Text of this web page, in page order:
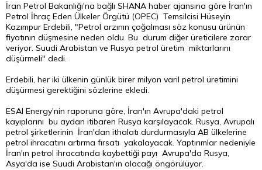
İran Petrol Bakanlığı'na bağlı SHANA haber ajansına göre İran'ın
Petrol İhraç Eden Ülkeler Örgütü (OPEC) Temsilcisi Hüseyin
Kazımpur Erdebili, "Petrol arzının çoğalması söz konusu ürünün
fiyatının düşmesine neden oldu. Bu durum diğer üreticilere zarar
veriyor. Suudi Arabistan ve Rusya petrol üretim miktarlarını
düşürmeli" dedi.
Erdebili, her iki ülkenin günlük birer milyon varil petrol üretimini
düşürmesi gerektiğini sözlerine ekledi.
ESAI Energy'nin raporuna göre, İran'ın Avrupa'daki petrol
kayıplarını bu aydan itibaren Rusya karşılayacak. Rusya, Avrupalı
petrol şirketlerinin İran'dan ithalatı durdurmasıyla AB ülkelerine
petrol ihracatını artırma fırsatı yakalayacak. Yaptırımlar nedeniyle
İran'ın petrol ihracatında kaybettiği payı Avrupa'da Rusya,
Asya'da ise Suudi Arabistan'ın alacağı öngörülüyor.